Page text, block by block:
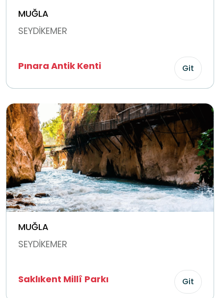
MUĞLA
SEYDİKEMER
Pınara Antik Kenti Git
MUĞLA
SEYDİKEMER
Saklıkent Millî Parkı Git